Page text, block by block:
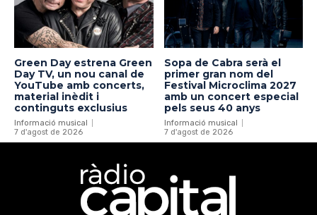
Green Day estrena Green
Day TV, un nou canal de
YouTube amb concerts,
material inèdit i
continguts exclusius
Informació musical
7 d'agost de 2026
Sopa de Cabra serà el
primer gran nom del
Festival Microclima 2027
amb un concert especial
pels seus 40 anys
Informació musical
7 d'agost de 2026